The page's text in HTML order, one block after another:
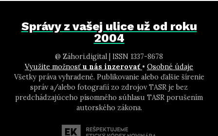
Správy z vašej ulice už od roku
2004
@ Záhori.digital | ISSN 1337-8678
Využite možnosť u nás inzerovať • Osobné údaje
Všetky práva vyhradené. Publikovanie alebo ďalšie šírenie
správ a/alebo fotografií zo zdrojov TASR je bez
predchádzajúceho písomného súhlasu TASR porušením
autorského zákona.